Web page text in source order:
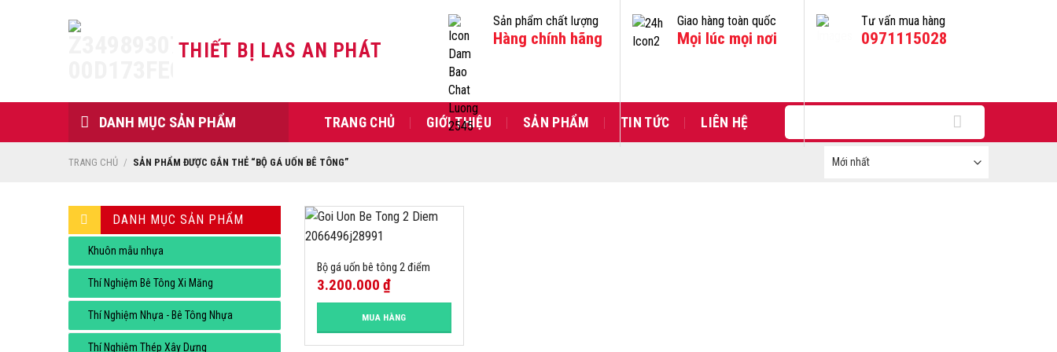
THIẾT BỊ LAS AN PHÁT
Sản phẩm chất lượng
Hàng chính hãng
Giao hàng toàn quốc
Mọi lúc mọi nơi
Tư vấn mua hàng
0971115028
DANH MỤC SẢN PHẨM TRANG CHỦ GIỚI THIỆU SẢN PHẨM TIN TỨC LIÊN HỆ
kiếm:
TRANG CHỦ / SẢN PHẨM ĐƯỢC GẮN THẺ “BỘ GÁ UỐN BÊ TÔNG”
DANH MỤC SẢN PHẨM
Khuôn mẫu nhựa
Thí Nghiệm Bê Tông Xi Măng
Thí Nghiệm Nhựa - Bê Tông Nhựa
Thí Nghiệm Thép Xây Dựng
Bộ gá uốn bê tông 2 điểm
3.200.000 ₫
MUA HÀNG